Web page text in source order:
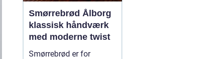
Smørrebrød Ålborg
klassisk håndværk
med moderne twist
Smørrebrød er for